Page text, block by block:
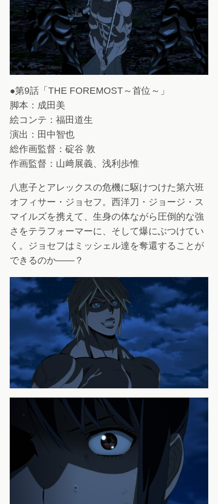
●第9話「THE FOREMOST～首位～」
脚本：成田美
絵コンテ：福田道生
演出：田中智也
総作画監督：碇谷 敦
作画監督：山﨑展義、浅利歩惟
八恵子とアレックスの危機に駆けつけた第六班
オフィサー・ジョセフ。西洋刀・ジョージ・ス
マイルズを携えて、生身の体ながら圧倒的な強
さをテラフォーマーに、そして爆にぶつけてい
く。ジョセフはミッシェル達を奪還することが
できるのか――？